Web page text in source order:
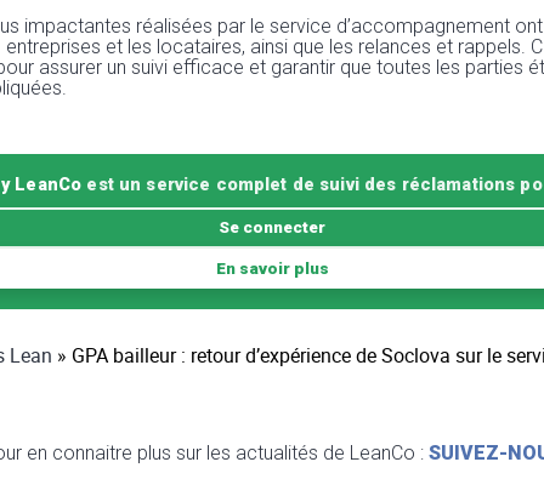
impactantes réalisées par le service d’accompagnement
et les locataires, ainsi que les relances et rappels.
assurer un suivi efficace et garantir que toutes les parties
LeanCo est un service complet de suivi des réclamations
Se connecter
En savoir plus
Lean » GPA bailleur : retour d’expérience de Soclova sur le
en connaitre plus sur les actualités de LeanCo : SUIVEZ-